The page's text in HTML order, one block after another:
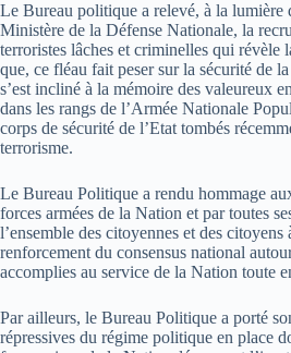
Le Bureau politique a relevé, à la lumière
Ministère de la Défense Nationale, la
terroristes lâches et criminelles qui révèle
que, ce fléau fait peser sur la sécurité de
s’est incliné à la mémoire des valeureux
dans les rangs de l’Armée Nationale
corps de sécurité de l’Etat tombés
terrorisme.
Le Bureau Politique a rendu hommage
forces armées de la Nation et par toutes
l’ensemble des citoyennes et des
renforcement du consensus national
accomplies au service de la Nation toute
Par ailleurs, le Bureau Politique a porté
répressives du régime politique en place